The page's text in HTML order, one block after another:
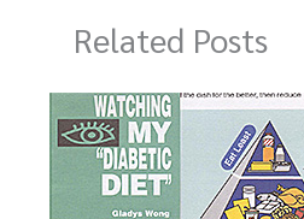
Related Posts